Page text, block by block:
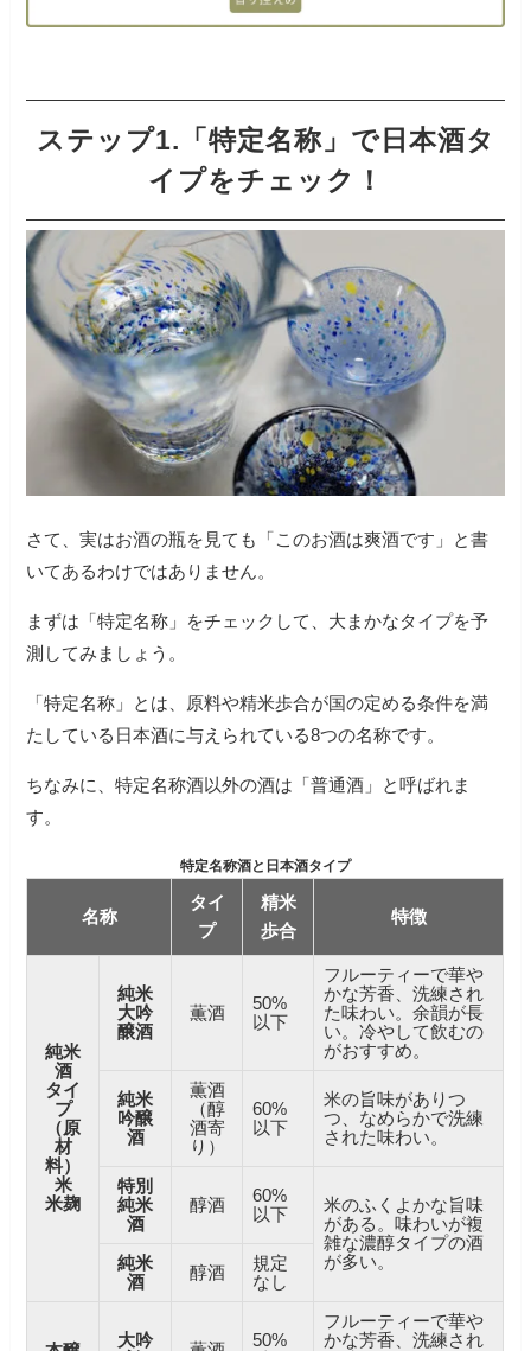
ステップ1.「特定名称」で日本酒タ
イプをチェック！
さて、実はお酒の瓶を見ても「このお酒は爽酒です」と書
いてあるわけではありません。
まずは「特定名称」をチェックして、大まかなタイプを予
測してみましょう。
「特定名称」とは、原料や精米歩合が国の定める条件を満
たしている日本酒に与えられている8つの名称です。
ちなみに、特定名称酒以外の酒は「普通酒」と呼ばれま
す。
名称
タイ
プ
精米
歩合
特徴
純米
酒
タイ
プ
（原
材
料）
米
米麹
純米
大吟
醸酒
薫酒
50%
以下
フルーティーで華や
かな芳香、洗練され
た味わい。余韻が長
い。冷やして飲むの
がおすすめ。
純米
吟醸
酒
薫酒
（醇
酒寄
り）
60%
以下
米の旨味がありつ
つ、なめらかで洗練
された味わい。
特別
純米
酒
醇酒
60%
以下
米のふくよかな旨味
がある。味わいが複
雑な濃醇タイプの酒
が多い。
純米
酒
醇酒
規定
なし
大吟
50%
フルーティーで華や
かな芳香、洗練され
特定名称酒と日本酒タイプ